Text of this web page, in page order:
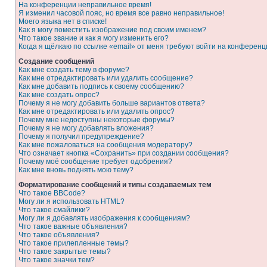
На конференции неправильное время!
Я изменил часовой пояс, но время все равно неправильное!
Моего языка нет в списке!
Как я могу поместить изображение под своим именем?
Что такое звание и как я могу изменить его?
Когда я щёлкаю по ссылке «email» от меня требуют войти на
Создание сообщений
Как мне создать тему в форуме?
Как мне отредактировать или удалить сообщение?
Как мне добавить подпись к своему сообщению?
Как мне создать опрос?
Почему я не могу добавить больше вариантов ответа?
Как мне отредактировать или удалить опрос?
Почему мне недоступны некоторые форумы?
Почему я не могу добавлять вложения?
Почему я получил предупреждение?
Как мне пожаловаться на сообщения модератору?
Что означает кнопка «Сохранить» при создании сообщения?
Почему моё сообщение требует одобрения?
Как мне вновь поднять мою тему?
Форматирование сообщений и типы создаваемых тем
Что такое BBCode?
Могу ли я использовать HTML?
Что такое смайлики?
Могу ли я добавлять изображения к сообщениям?
Что такое важные объявления?
Что такое объявления?
Что такое прилепленные темы?
Что такое закрытые темы?
Что такое значки тем?